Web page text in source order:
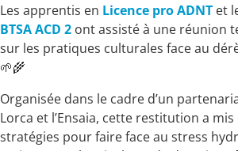
Les apprentis en Licence pro ADNT et
BTSA ACD 2 ont assisté à une réunion
sur les pratiques culturales face au
🌱🌾
Organisée dans le cadre d’un
Lorca et l’Ensaia, cette restitution a
stratégies pour faire face au stress